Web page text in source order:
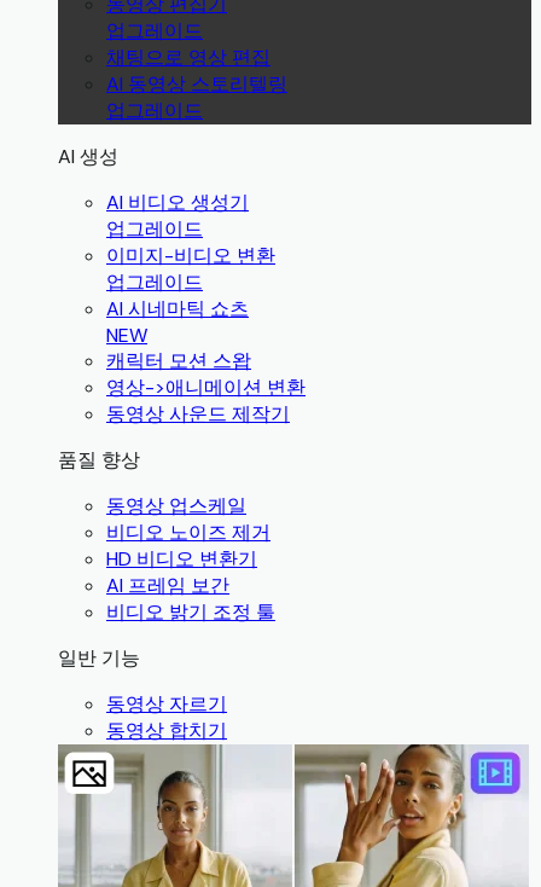
업그레이드
채팅으로 영상 편집
AI 동영상 스토리텔링
업그레이드
AI 생성
AI 비디오 생성기
업그레이드
이미지-비디오 변환
업그레이드
AI 시네마틱 쇼츠
NEW
캐릭터 모션 스왑
영상->애니메이션 변환
동영상 사운드 제작기
품질 향상
동영상 업스케일
비디오 노이즈 제거
HD 비디오 변환기
AI 프레임 보간
비디오 밝기 조정 툴
일반 기능
동영상 자르기
동영상 합치기